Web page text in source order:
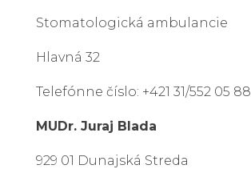
Stomatologická ambulancie
Hlavná 32
Telefónne číslo: +421 31/552 05 88
MUDr. Juraj Blada
929 01 Dunajská Streda